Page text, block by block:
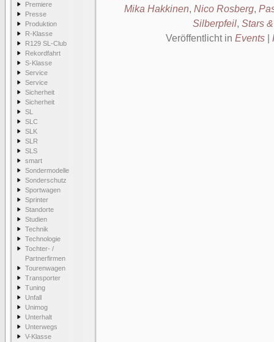
Premiere
Presse
Produktion
R-Klasse
R129 SL-Club
Rekordfahrt
S-Klasse
Service
Service
Sicherheit
Sicherheit
SL
SLC
SLK
SLR
SLS
smart
Sondermodelle
Sonderschutz
Sportwagen
Sprinter
Standorte
Studien
Technik
Technologie
Tochter- /
Partnerfirmen
Tourenwagen
Transporter
Tuning
Unfall
Unimog
Unterhalt
Unterwegs
V-Klasse
Mika Hakkinen, Nico Rosberg,
Silberpfeil, Stars
Veröffentlicht in Events